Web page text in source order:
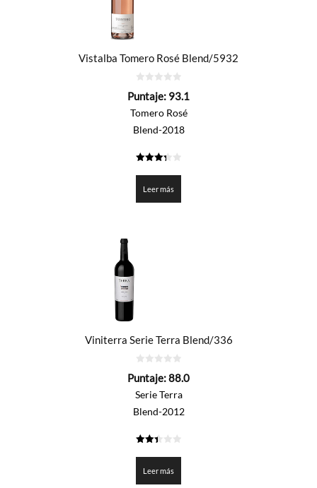
Vistalba Tomero Rosé Blend/5932
de
Puntaje: 93.1
Tomero Rosé
Blend-2018
de 5
Leer más
Viniterra Serie Terra Blend/336
de
Puntaje:88.0
Serie Terra
Blend-2012
de 5
Leer más